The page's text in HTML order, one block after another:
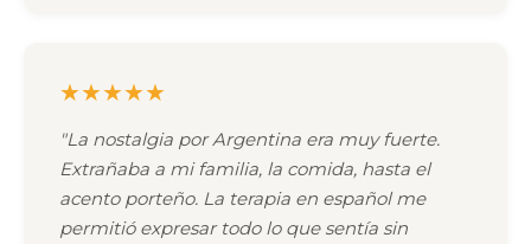
★★★★★
"La nostalgia por Argentina era muy fuerte.
Extrañaba a mi familia, la comida, hasta el
acento porteño. La terapia en español me
permitió expresar todo lo que sentía sin